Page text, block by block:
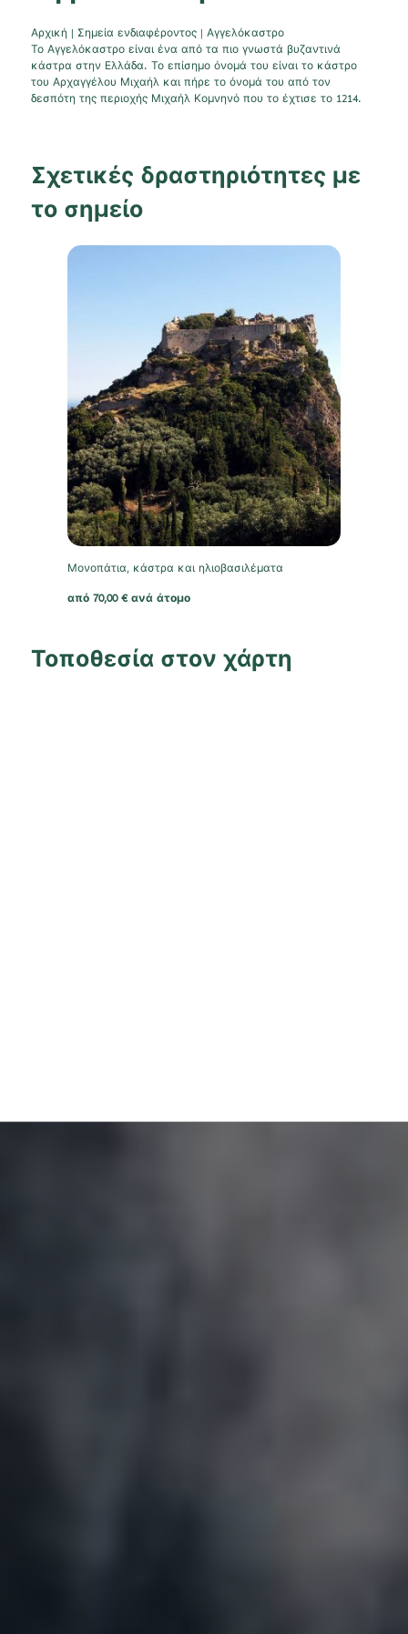
Αρχική | Σημεία ενδιαφέροντος| Αγγελόκαστρο
Το Αγγελόκαστρο είναι ένα από τα πιο γνωστά βυζαντινά
κάστρα στην Ελλάδα. Το επίσημο όνομά του είναι το κάστρο
του Αρχαγγέλου Μιχαήλ και πήρε το όνομά του από τον
δεσπότη της περιοχής Μιχαήλ Κομνηνό που το έχτισε το 1214.
Σχετικές δραστηριότητες με
το σημείο
Μονοπάτια, κάστρα και ηλιοβασιλέματα
από70,00 € ανά άτομο
Τοποθεσία στον χάρτη